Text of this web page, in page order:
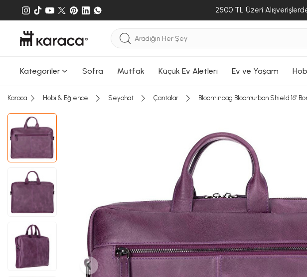
2500 TL Üzeri
Kategoriler Sofra Mutfak Küçük Ev Aletleri Ev ve Yaşam
Karaca Hobi & Eğlence Seyahat Çantalar Bloominbag Bloomurban Shield 16"